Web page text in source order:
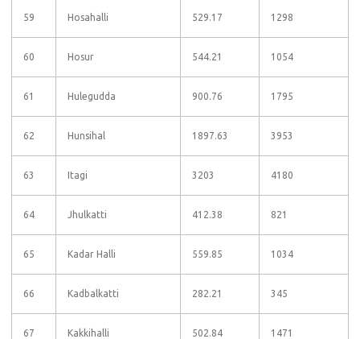
59 Hosahalli 529.17 1298
60 Hosur 544.21 1054
61 Hulegudda 900.76 1795
62 Hunsihal 1897.63 3953
63 Itagi 3203 4180
64 Jhulkatti 412.38 821
65 Kadar Halli 559.85 1034
66 Kadbalkatti 282.21 345
67 Kakkihalli 502.84 1471